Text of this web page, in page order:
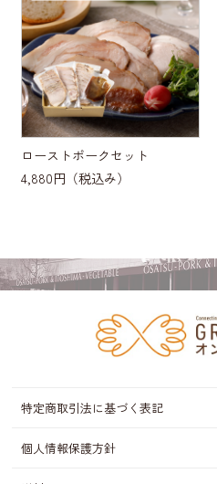
ローストポークセット
4,880円 （税込み）
特定商取引法に基づく表記
個人情報保護方針